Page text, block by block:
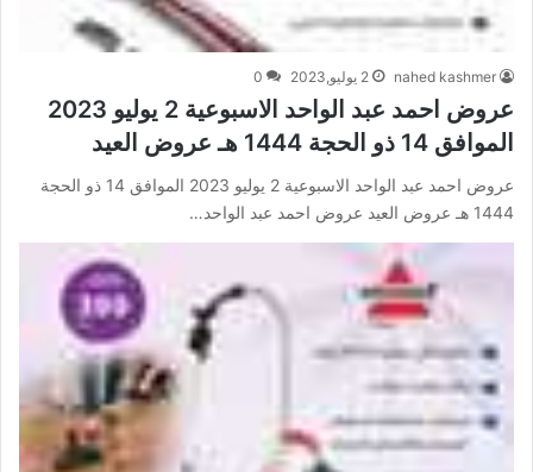
nahed kashmer 2 يوليو,2023 0
عروض احمد عبد الواحد الاسبوعية 2 يوليو 2023
الموافق 14 ذو الحجة 1444 هـ عروض العيد
عروض احمد عبد الواحد الاسبوعية 2 يوليو 2023 الموافق 14 ذو الحجة
1444 هـ عروض العيد عروض احمد عبد الواحد…